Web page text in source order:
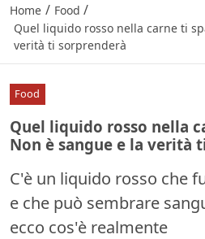
Home / Food /
Quel liquido rosso nella carne ti
verità ti sorprenderà
Food
Quel liquido rosso nella
Non è sangue e la verità
C'è un liquido rosso che
e che può sembrare
ecco cos'è realmente